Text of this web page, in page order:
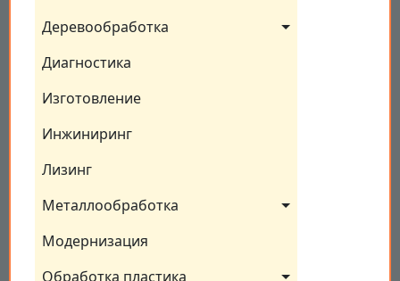
Деревообработка
Диагностика
Изготовление
Инжиниринг
Лизинг
Металлообработка
Модернизация
Обработка пластика